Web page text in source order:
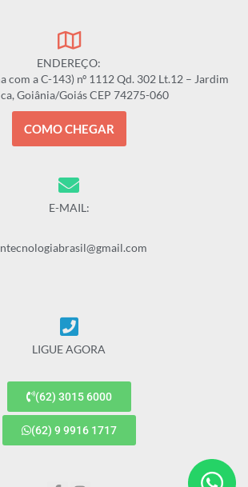
ENDEREÇO:
com a C-143) nº 1112 Qd. 302 Lt.12 – Jardim
Goiânia/Goiás CEP 74275-060
COMO CHEGAR
E-MAIL:
LIGUE AGORA
(62) 3015 6000
(62) 9 9916 1717